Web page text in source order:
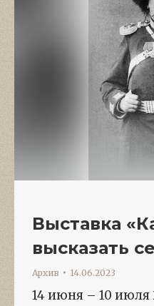
Выставка
высказать
Архив 14.06.2023
14 июня – 10 июля